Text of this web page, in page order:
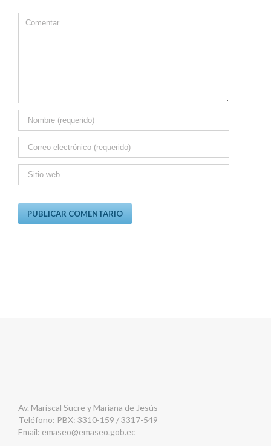
Comment
Av. Mariscal Sucre y Mariana de Jesús
Teléfono: PBX: 3310-159 / 3317-549
Email: emaseo@emaseo.gob.ec